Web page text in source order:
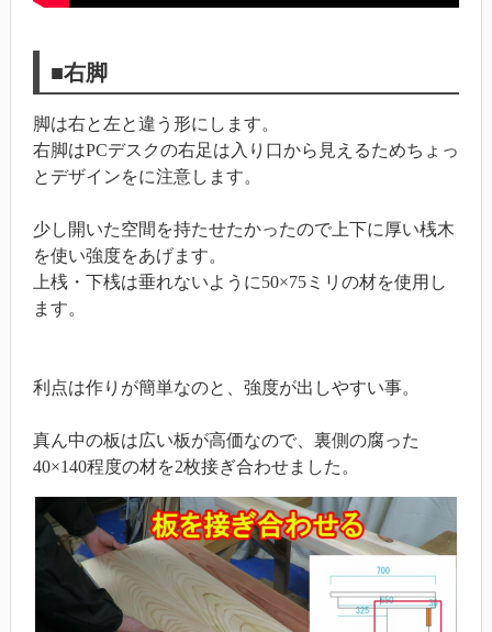
■右脚
脚は右と左と違う形にします。
右脚はPCデスクの右足は入り口から見えるためちょっ
とデザインをに注意します。
少し開いた空間を持たせたかったので上下に厚い桟木
を使い強度をあげます。
上桟・下桟は垂れないように50×75ミリの材を使用し
ます。
利点は作りが簡単なのと、強度が出しやすい事。
真ん中の板は広い板が高価なので、裏側の腐った
40×140程度の材を2枚接ぎ合わせました。